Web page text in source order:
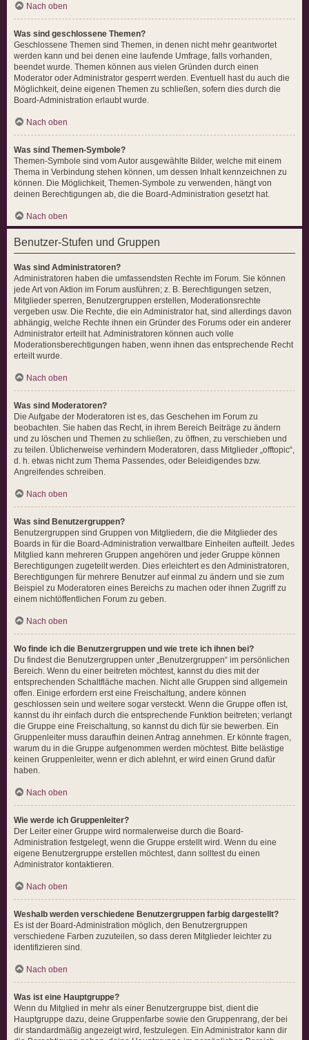
Nach oben
Was sind geschlossene Themen?
Geschlossene Themen sind Themen, in denen nicht mehr geantwortet
werden kann und bei denen eine laufende Umfrage, falls vorhanden,
beendet wurde. Themen können aus vielen Gründen durch einen
Moderator oder Administrator gesperrt werden. Eventuell hast du auch die
Möglichkeit, deine eigenen Themen zu schließen, sofern dies durch die
Board-Administration erlaubt wurde.
Nach oben
Was sind Themen-Symbole?
Themen-Symbole sind vom Autor ausgewählte Bilder, welche mit einem
Thema in Verbindung stehen können, um dessen Inhalt kennzeichnen zu
können. Die Möglichkeit, Themen-Symbole zu verwenden, hängt von
deinen Berechtigungen ab, die die Board-Administration gesetzt hat.
Nach oben
Benutzer-Stufen und Gruppen
Was sind Administratoren?
Administratoren haben die umfassendsten Rechte im Forum. Sie können
jede Art von Aktion im Forum ausführen; z. B. Berechtigungen setzen,
Mitglieder sperren, Benutzergruppen erstellen, Moderationsrechte
vergeben usw. Die Rechte, die ein Administrator hat, sind allerdings davon
abhängig, welche Rechte ihnen ein Gründer des Forums oder ein anderer
Administrator erteilt hat. Administratoren können auch volle
Moderationsberechtigungen haben, wenn ihnen das entsprechende Recht
erteilt wurde.
Nach oben
Was sind Moderatoren?
Die Aufgabe der Moderatoren ist es, das Geschehen im Forum zu
beobachten. Sie haben das Recht, in ihrem Bereich Beiträge zu ändern
und zu löschen und Themen zu schließen, zu öffnen, zu verschieben und
zu teilen. Üblicherweise verhindern Moderatoren, dass Mitglieder „offtopic“,
d. h. etwas nicht zum Thema Passendes, oder Beleidigendes bzw.
Angreifendes schreiben.
Nach oben
Was sind Benutzergruppen?
Benutzergruppen sind Gruppen von Mitgliedern, die die Mitglieder des
Boards in für die Board-Administration verwaltbare Einheiten aufteilt. Jedes
Mitglied kann mehreren Gruppen angehören und jeder Gruppe können
Berechtigungen zugeteilt werden. Dies erleichtert es den Administratoren,
Berechtigungen für mehrere Benutzer auf einmal zu ändern und sie zum
Beispiel zu Moderatoren eines Bereichs zu machen oder ihnen Zugriff zu
einem nichtöffentlichen Forum zu geben.
Nach oben
Wo finde ich die Benutzergruppen und wie trete ich ihnen bei?
Du findest die Benutzergruppen unter „Benutzergruppen“ im persönlichen
Bereich. Wenn du einer beitreten möchtest, kannst du dies mit der
entsprechenden Schaltfläche machen. Nicht alle Gruppen sind allgemein
offen. Einige erfordern erst eine Freischaltung, andere können
geschlossen sein und weitere sogar versteckt. Wenn die Gruppe offen ist,
kannst du ihr einfach durch die entsprechende Funktion beitreten; verlangt
die Gruppe eine Freischaltung, so kannst du dich für sie bewerben. Ein
Gruppenleiter muss daraufhin deinen Antrag annehmen. Er könnte fragen,
warum du in die Gruppe aufgenommen werden möchtest. Bitte belästige
keinen Gruppenleiter, wenn er dich ablehnt, er wird einen Grund dafür
haben.
Nach oben
Wie werde ich Gruppenleiter?
Der Leiter einer Gruppe wird normalerweise durch die Board-
Administration festgelegt, wenn die Gruppe erstellt wird. Wenn du eine
eigene Benutzergruppe erstellen möchtest, dann solltest du einen
Administrator kontaktieren.
Nach oben
Weshalb werden verschiedene Benutzergruppen farbig dargestellt?
Es ist der Board-Administration möglich, den Benutzergruppen
verschiedene Farben zuzuteilen, so dass deren Mitglieder leichter zu
identifizieren sind.
Nach oben
Was ist eine Hauptgruppe?
Wenn du Mitglied in mehr als einer Benutzergruppe bist, dient die
Hauptgruppe dazu, deine Gruppenfarbe sowie den Gruppenrang, der bei
dir standardmäßig angezeigt wird, festzulegen. Ein Administrator kann dir